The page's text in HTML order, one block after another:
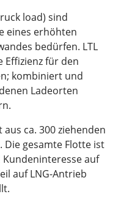
load) sind
eines erhöhten
bedürfen. LTL
Effizienz für den
kombiniert und
Ladeorten
ca. 300 ziehenden
Die gesamte Flotte ist
auf
auf LNG-Antrieb